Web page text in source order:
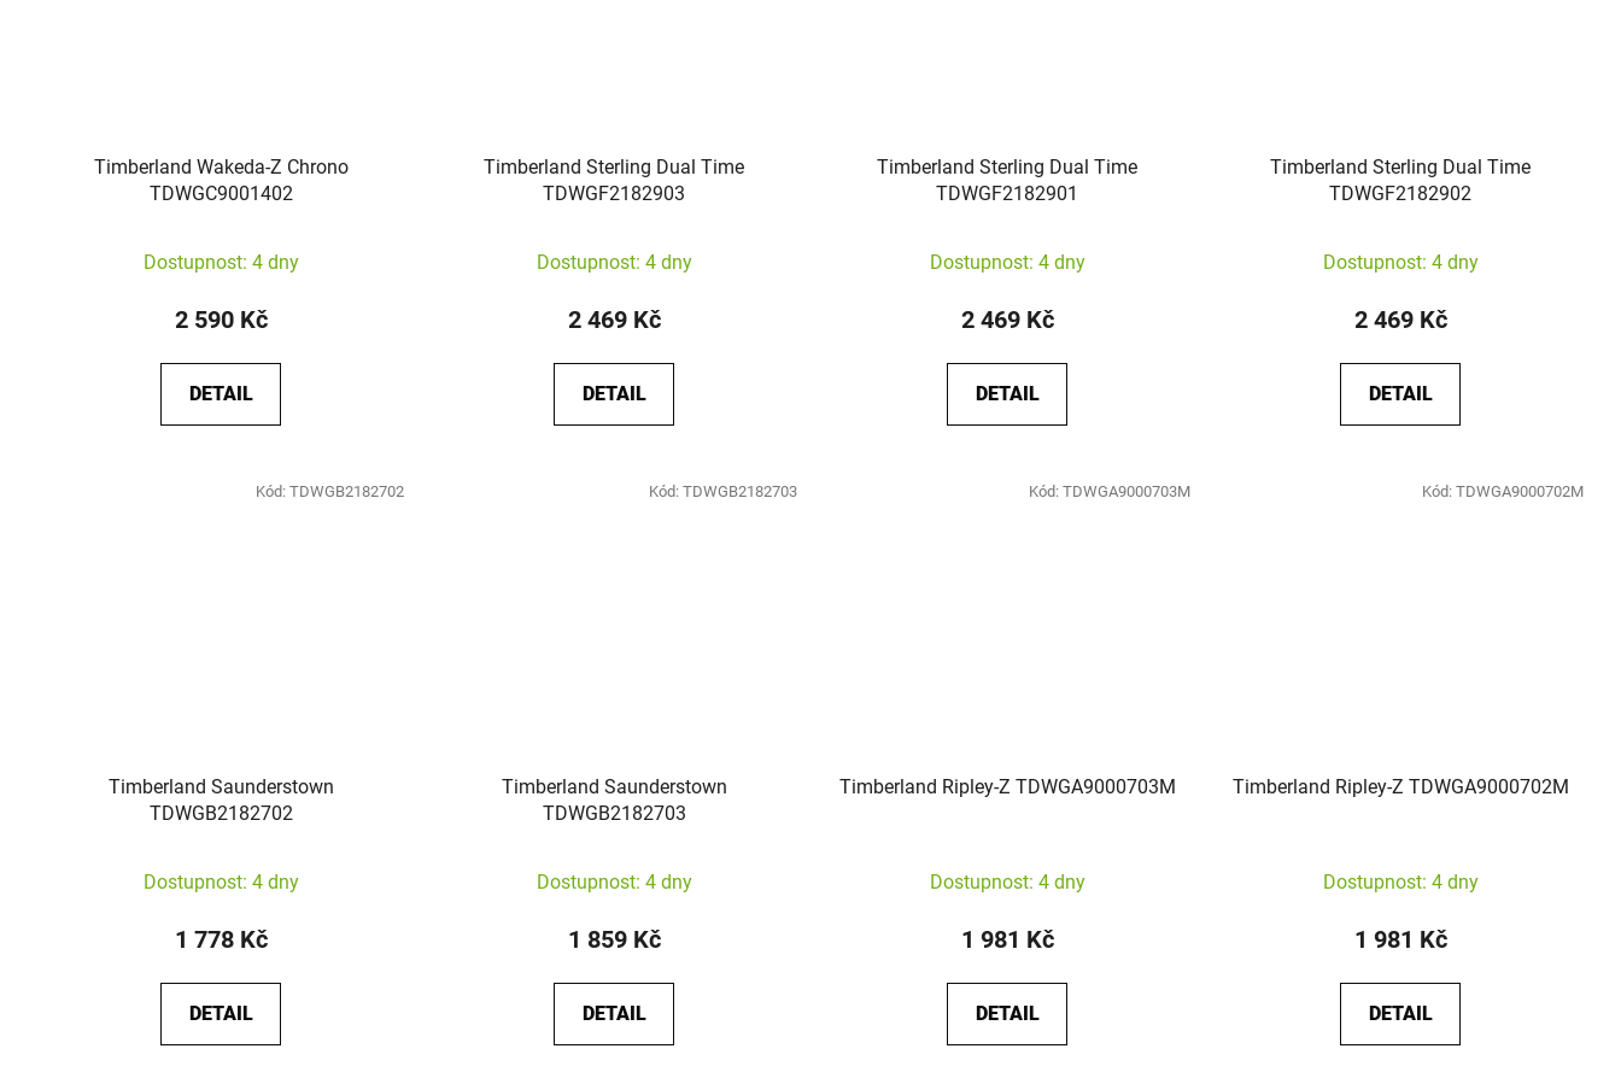
Timberland Wakeda-Z Chrono
TDWGC9001402
Dostupnost: 4 dny
2 590 Kč
DETAIL
Timberland Sterling Dual Time
TDWGF2182903
Dostupnost: 4 dny
2 469 Kč
DETAIL
Timberland Sterling Dual Time
TDWGF2182901
Dostupnost: 4 dny
2 469 Kč
DETAIL
Timberland Sterling Dual Time
TDWGF2182902
Dostupnost: 4 dny
2 469 Kč
DETAIL
Timberland Saunderstown
TDWGB2182702
Dostupnost: 4 dny
1 778 Kč
DETAIL
Kód: TDWGB2182702
Timberland Saunderstown
TDWGB2182703
Dostupnost: 4 dny
1 859 Kč
DETAIL
Kód: TDWGB2182703
Timberland Ripley-Z TDWGA9000703M
Dostupnost: 4 dny
1 981 Kč
DETAIL
Kód: TDWGA9000703M
Timberland Ripley-Z TDWGA9000702M
Dostupnost: 4 dny
1 981 Kč
DETAIL
Kód: TDWGA9000702M